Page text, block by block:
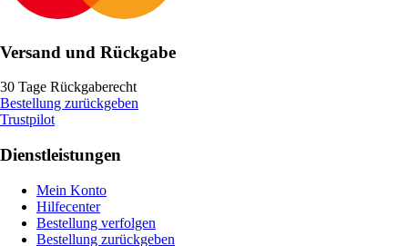
Versand und Rückgabe
30 Tage Rückgaberecht
Bestellung zurückgeben
Trustpilot
Dienstleistungen
Mein Konto
Hilfecenter
Bestellung verfolgen
Bestellung zurückgeben